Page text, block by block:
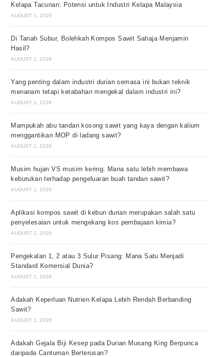
Kelapa Tacunan: Potensi untuk Industri Kelapa Malaysia
AUGUST 1, 2026
Di Tanah Subur, Bolehkah Kompos Sawit Sahaja Menjamin
Hasil?
AUGUST 1, 2026
Yang penting dalam industri durian semasa ini bukan teknik
menanam tetapi ketabahan mengekal dalam industri ini?
AUGUST 1, 2026
Mampukah abu tandan kosong sawit yang kaya dengan kalium
menggantikan MOP di ladang sawit?
AUGUST 1, 2026
Musim hujan VS musim kering: Mana satu lebih membawa
keburukan terhadap pengeluaran buah tandan sawit?
AUGUST 1, 2026
Aplikasi kompos sawit di kebun durian merupakan salah satu
penyelesaian untuk mengekang kos pembajaan kimia?
AUGUST 1, 2026
Pengekalan 1, 2 atau 3 Sulur Pisang: Mana Satu Menjadi
Standard Komersial Dunia?
AUGUST 1, 2026
Adakah Keperluan Nutrien Kelapa Lebih Rendah Berbanding
Sawit?
AUGUST 1, 2026
Adakah Gejala Biji Kesep pada Durian Musang King Berpunca
daripada Cantuman Berterusan?